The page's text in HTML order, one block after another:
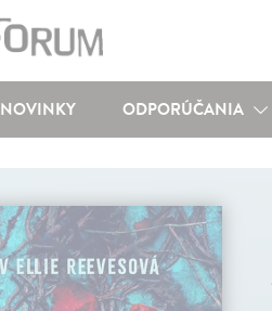
NOVINKY ODPORÚČANIA